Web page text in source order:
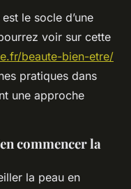
le socle d’une
voir sur cette
beaute-bien-etre/
pratiques dans
une approche
commencer la
la peau en